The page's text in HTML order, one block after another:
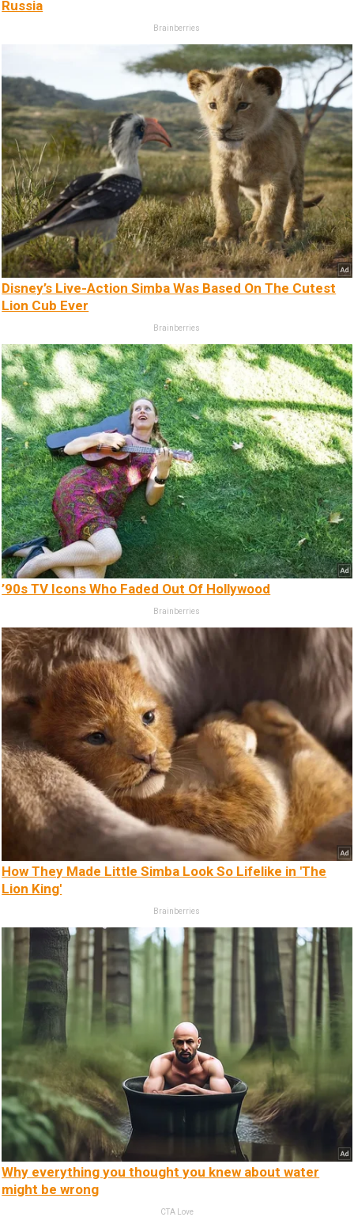
Russia
Brainberries
Disney’s Live-Action Simba Was Based On The Cutest
Lion Cub Ever
Brainberries
’90s TV Icons Who Faded Out Of Hollywood
Brainberries
How They Made Little Simba Look So Lifelike in 'The
Lion King'
Brainberries
Why everything you thought you knew about water
might be wrong
CTA Love